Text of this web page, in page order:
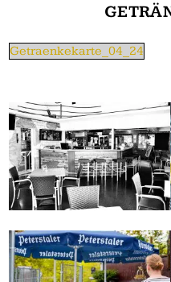
Getraenkekarte_04_24